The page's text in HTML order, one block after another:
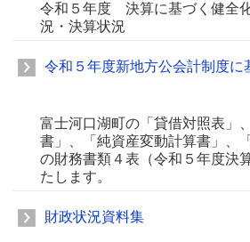
令和５年度 決算に基づく健全
況・決算状況
令和５年度新地方公会計制度に
富士河口湖町の「貸借対照表」
書」、「純資産変動計算書」、
の財務書類４表（令和５年度決
たします。
財政状況資料集